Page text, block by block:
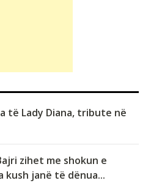
të Lady Diana, tribute në
zihet me shokun e
kush janë të dënua...